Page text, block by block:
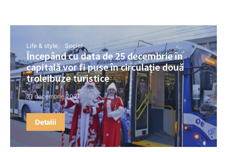
Life & style Social
Începând cu data de 25 decembrie în
capitală vor fi puse în circulație două
troleibuze turistice
21 decembrie 2021
Detalii